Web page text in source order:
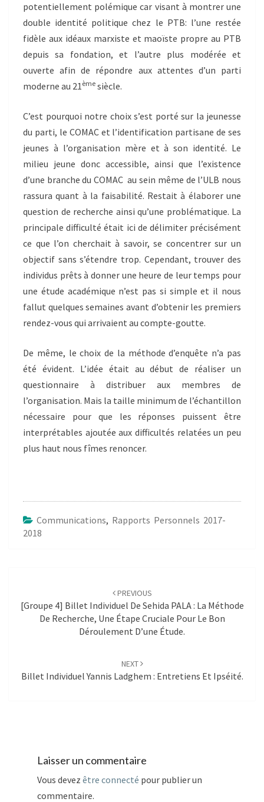
potentiellement polémique car visant à montrer une
double identité politique chez le PTB: l’une restée
fidèle aux idéaux marxiste et maoïste propre au PTB
depuis sa fondation, et l’autre plus modérée et
ouverte afin de répondre aux attentes d’un parti
moderne au 21ème siècle.
C’est pourquoi notre choix s’est porté sur la jeunesse
du parti, le COMAC et l’identification partisane de ses
jeunes à l’organisation mère et à son identité. Le
milieu jeune donc accessible, ainsi que l’existence
d’une branche du COMAC au sein même de l’ULB nous
rassura quant à la faisabilité. Restait à élaborer une
question de recherche ainsi qu’une problématique. La
principale difficulté était ici de délimiter précisément
ce que l’on cherchait à savoir, se concentrer sur un
objectif sans s’étendre trop. Cependant, trouver des
individus prêts à donner une heure de leur temps pour
une étude académique n’est pas si simple et il nous
fallut quelques semaines avant d’obtenir les premiers
rendez-vous qui arrivaient au compte-goutte.
De même, le choix de la méthode d’enquête n’a pas
été évident. L’idée était au début de réaliser un
questionnaire à distribuer aux membres de
l’organisation. Mais la taille minimum de l’échantillon
nécessaire pour que les réponses puissent être
interprétables ajoutée aux difficultés relatées un peu
plus haut nous fîmes renoncer.
Communications, Rapports Personnels 2017-
2018
PREVIOUS
[Groupe 4] Billet Individuel De Sehida PALA : La Méthode
De Recherche, Une Étape Cruciale Pour Le Bon
Déroulement D’une Étude.
NEXT
Billet Individuel Yannis Ladghem : Entretiens Et Ipséité.
Laisser un commentaire
Vous devez être connecté pour publier un
commentaire.